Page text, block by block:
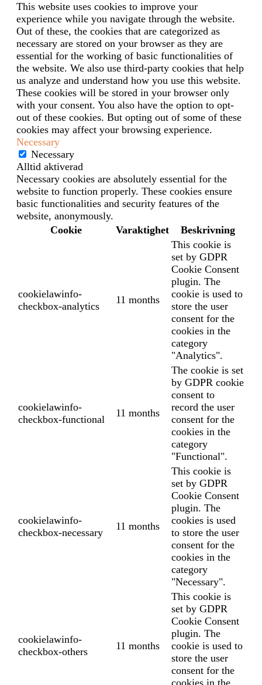
This website uses cookies to improve your
experience while you navigate through the website.
Out of these, the cookies that are categorized as
necessary are stored on your browser as they are
essential for the working of basic functionalities of
the website. We also use third-party cookies that help
us analyze and understand how you use this website.
These cookies will be stored in your browser only
with your consent. You also have the option to opt-
out of these cookies. But opting out of some of these
cookies may affect your browsing experience.
Necessary
Necessary
Alltid aktiverad
Necessary cookies are absolutely essential for the
website to function properly. These cookies ensure
basic functionalities and security features of the
website, anonymously.
Cookie
Varaktighet Beskrivning
cookielawinfo-
checkbox-analytics
11 months
This cookie is
set by GDPR
Cookie Consent
plugin. The
cookie is used to
store the user
consent for the
cookies in the
category
"Analytics".
cookielawinfo-
checkbox-functional
11 months
The cookie is set
by GDPR cookie
consent to
record the user
consent for the
cookies in the
category
"Functional".
cookielawinfo-
checkbox-necessary
11 months
This cookie is
set by GDPR
Cookie Consent
plugin. The
cookies is used
to store the user
consent for the
cookies in the
category
"Necessary".
cookielawinfo-
checkbox-others
11 months
This cookie is
set by GDPR
Cookie Consent
plugin. The
cookie is used to
store the user
consent for the